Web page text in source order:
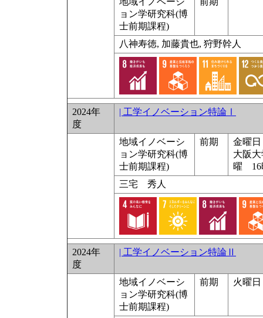
ョン学研究科(博
士前期課程)
八神寿徳, 加藤貴也, 狩野幹人
2024年
度
| 工学イノベーション特論Ⅰ
地域イノベーシ
ョン学研究科(博
士前期課程)
前期
金曜日
大阪
曜 16
三宅 秀人
2024年
度
| 工学イノベーション特論Ⅱ
地域イノベーシ
ョン学研究科(博
士前期課程)
前期 火曜日